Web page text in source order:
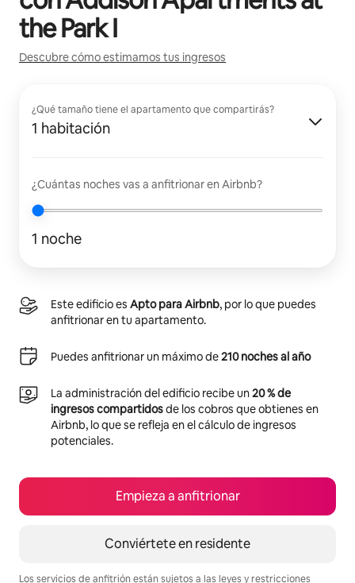
the Park I
Descubre cómo estimamos tus ingresos
¿Qué tamaño tiene el apartamento que compartirás?
1 habitación
¿Cuántas noches vas a anfitrionar en Airbnb?
1 noche
Este edificio es Apto para Airbnb, por lo que puedes
anfitrionar en tu apartamento.
Puedes anfitrionar un máximo de210 noches al año
La administración del edificio recibe un20 % de
ingresos compartidosde los cobros que obtienes en
Airbnb, lo que se refleja en el cálculo de ingresos
potenciales.
Empieza a anfitrionar
Conviértete en residente
Los servicios de anfitrión están sujetos a las leyes y restricciones